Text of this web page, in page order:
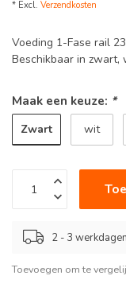
* Excl. Verzendkosten
Voeding 1-Fase rail
Beschikbaar in zwart,
Maak een keuze: *
Zwart wit
2 - 3
Toevoegen om te